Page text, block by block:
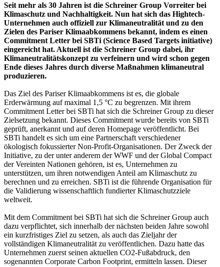
Seit mehr als 30 Jahren ist die Schreiner Group Vorreiter bei
Klimaschutz und Nachhaltigkeit. Nun hat sich das Hightech-
Unternehmen auch offiziell zur Klimaneutralität und zu den
Zielen des Pariser Klimaabkommens bekannt, indem es einen
Commitment Letter bei SBTi (Science Based Targets initiative)
eingereicht hat. Aktuell ist die Schreiner Group dabei, ihr
Klimaneutralitätskonzept zu verfeinern und wird schon gegen
Ende dieses Jahres durch diverse Maßnahmen klimaneutral
produzieren.
Das Ziel des Pariser Klimaabkommens ist es, die globale
Erderwärmung auf maximal 1,5 °C zu begrenzen. Mit ihrem
Commitment Letter bei SBTi hat sich die Schreiner Group zu dieser
Zielsetzung bekannt. Dieses Commitment wurde bereits von SBTi
geprüft, anerkannt und auf deren Homepage veröffentlicht. Bei
SBTi handelt es sich um eine Partnerschaft verschiedener
ökologisch fokussierter Non-Profit-Organisationen. Der Zweck der
Initiative, zu der unter anderem der WWF und der Global Compact
der Vereinten Nationen gehören, ist es, Unternehmen zu
unterstützen, um ihren notwendigen Anteil am Klimaschutz zu
berechnen und zu erreichen. SBTi ist die führende Organisation für
die Validierung wissenschaftlich fundierter Klimaschutzziele
weltweit.
Mit dem Commitment bei SBTi hat sich die Schreiner Group auch
dazu verpflichtet, sich innerhalb der nächsten beiden Jahre sowohl
ein kurzfristiges Ziel zu setzen, als auch das Zieljahr der
vollständigen Klimaneutralität zu veröffentlichen. Dazu hatte das
Unternehmen zuerst seinen aktuellen CO2-Fußabdruck, den
sogenannten Corporate Carbon Footprint, ermitteln lassen. Dieser